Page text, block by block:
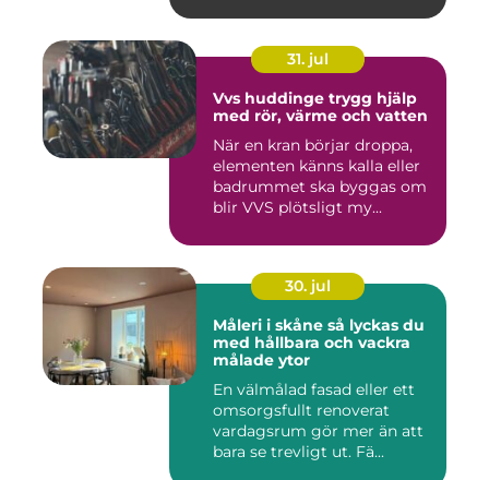
31. jul
Vvs huddinge trygg hjälp
med rör, värme och vatten
När en kran börjar droppa,
elementen känns kalla eller
badrummet ska byggas om
blir VVS plötsligt my...
30. jul
Måleri i skåne så lyckas du
med hållbara och vackra
målade ytor
En välmålad fasad eller ett
omsorgsfullt renoverat
vardagsrum gör mer än att
bara se trevligt ut. Fä...